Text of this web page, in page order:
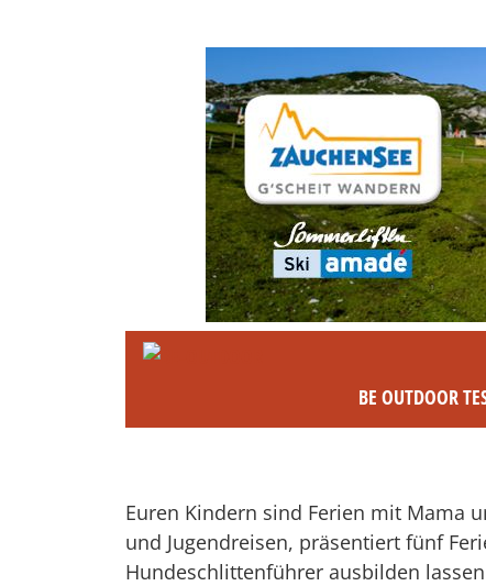
BE OUTDOOR
Euren Kindern sind Ferien mit Mama
und Jugendreisen, präsentiert fünf
Hundeschlittenführer ausbilden